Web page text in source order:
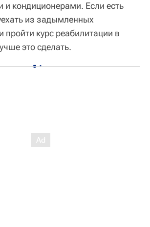
и кондиционерами. Если есть
из задымленных
пройти курс реабилитации в
это сделать.